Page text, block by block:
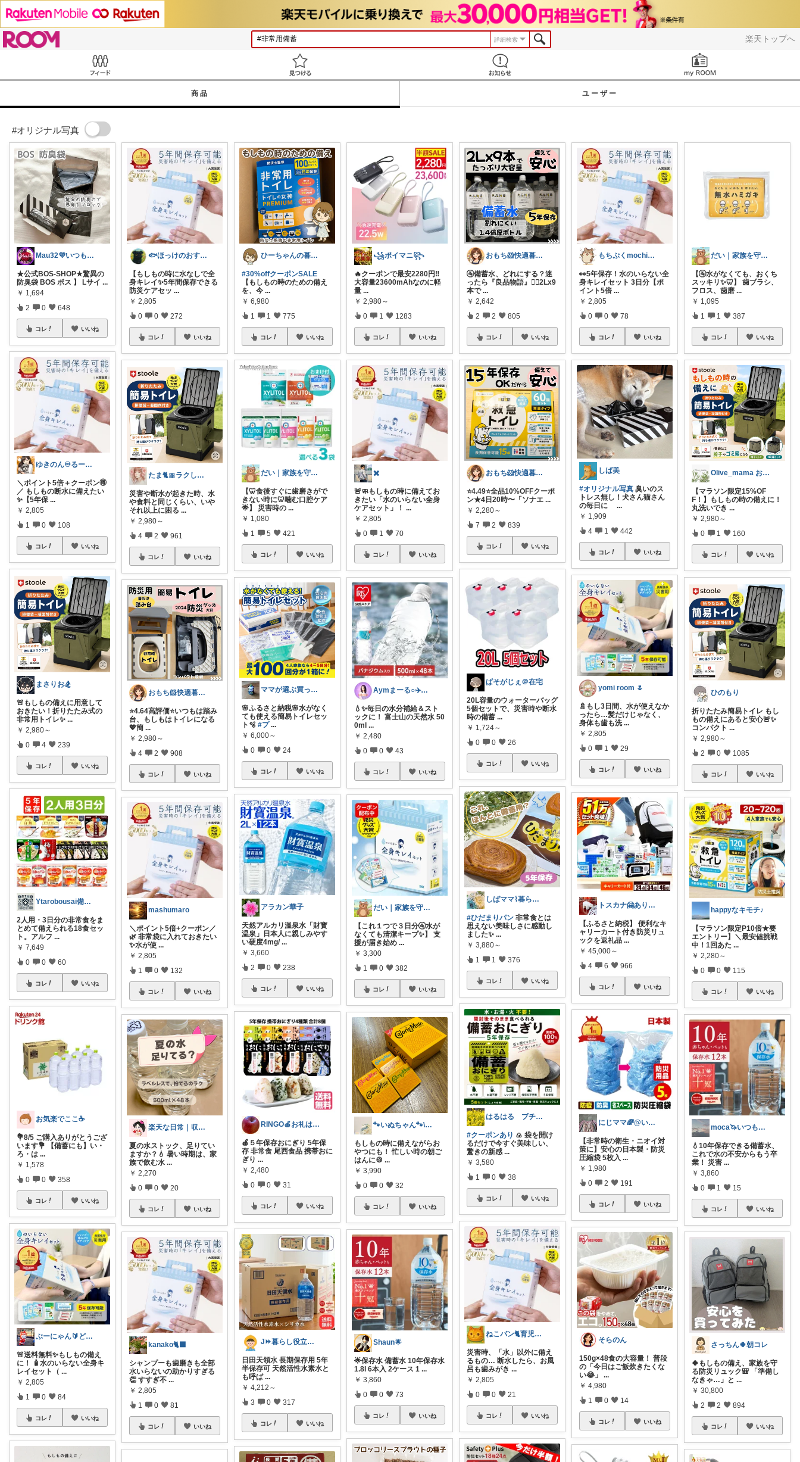
楽天トップへ
詳細検索
商品 ユーザー
#オリジナル写真
Mau32💜いつも有難うございます😊
★公式BOS-SHOP★驚異の
防臭袋 BOS ボス 】 Lサイ ...
￥ 1,694
2 0 648
コレ いいね
ゆきのん♾️るーむ🏠
＼ポイント5倍＋クーポン🉐
／ もしもの断水に備えたい
✨【5年保 ...
￥ 2,805
1 0 108
コレ いいね
まさりお🏂
🚨もしもの備えに用意して
おきたい！折りたたみ式の
非常用トイレ✨ ...
￥ 2,980～
0 4 239
コレ いいね
Ytarobousai備蓄食料、防災用品
2人用・3日分の非常食をま
とめて備えられる18食セッ
ト。アルフ ...
￥ 7,649
0 0 60
コレ いいね
お気楽でここ☕️
💐8/5 ご購入ありがとうござ
います💐 【備蓄にも】い・
ろ・は ...
￥ 1,578
0 0 358
コレ いいね
ぶーにゃん🔰どうしたら売れるかな😭
🚨送料無料✨もしもの備え
に！ 🧴水のいらない全身キ
レイセット（ ...
￥ 2,805
1 0 84
コレ いいね
🐟ほっけのおすすめ＠朝コレ派🐾
【もしもの時に水なしで全
身キレイ✨5年間保存できる
防災ケアセッ ...
￥ 2,805
0 0 272
コレ いいね
たま🐈🎀ラクして可愛い神コスパ品
災害や断水が起きた時、水
や食料と同じくらい、いや
それ以上に困る ...
￥ 2,980～
4 2 961
コレ いいね
おもち🐹快適暮らし🌸オリ写🪴
⭐️4.64高評価⭐️いつもは踏み
台、もしもはトイレになる
💖簡 ...
￥ 2,980～
4 2 908
コレ いいね
mashumaro
＼ポイント5倍+クーポン／
🌿 非常袋に入れておきたい
✨水が使 ...
￥ 2,805
1 0 132
コレ いいね
楽天な日常｜収納・掃除・時短ROOM
夏の水ストック、足りてい
ますか？💧 暑い時期は、家
族で飲む水 ...
￥ 2,270
0 0 20
コレ いいね
kanako🐈‍⬛
シャンプーも歯磨きも全部
水いらないの助かりすぎる
👏 すすぎ不 ...
￥ 2,805
1 0 81
コレ いいね
ひーちゃんの暮らしと服ROOM🌷
#30%offクーポンSALE
【もしもの時のための備え
を、今 ...
￥ 6,980
1 1 775
コレ いいね
だい｜家族を守る備えと暮らし
【🦷食後すぐに歯磨きがで
きない時に🦷噛む口腔ケア
🌟】 災害時の ...
￥ 1,080
1 5 421
コレ いいね
ママが選ぶ買ってよかった🌸育児🌸防災
🌸ふるさと納税🌸水がなく
ても使える簡易トイレセッ
ト🫧#プ ...
￥ 6,000～
0 0 24
コレ いいね
アラカン華子
天然アルカリ温泉水「財寳
温泉」日本人に親しみやす
い硬度4mg/ ...
￥ 3,660
2 0 238
コレ いいね
RINGO🍎お礼はプロフ🍎
🍎５年保存おにぎり 5年保
存 非常食 尾西食品 携帯おに
ぎり ...
￥ 2,480
0 0 31
コレ いいね
J⏩暮らし役立つアイテム&防災備蓄
日田天領水 長期保存用 5年
半保存可 天然活性水素水と
も呼ば ...
￥ 4,212～
3 0 317
コレ いいね
꧁ポイマニ꧂
🔥クーポンで最安2280円‼️
大容量23600mAhなのに軽
量 ...
￥ 2,980～
0 1 1283
コレ いいね
✖️
🚨🧼もしもの時に備えてお
きたい「水のいらない全身
ケアセット」！ ...
￥ 2,805
0 1 70
コレ いいね
Aymまーる○✈️ほぼ更新経由購入✈️
💧✨毎日の水分補給＆スト
ックに！ 富士山の天然水 50
0ml ...
￥ 2,480
0 0 43
コレ いいね
だい｜家族を守る備えと暮らし
【これ１つで３日分🚰水が
なくても清潔キープ✨】 支
援が届き始め ...
￥ 3,300
1 0 382
コレ いいね
🐾いぬちゃん🐾\hello/
もしもの時に備えながらお
やつにも！ 忙しい時の朝ご
はんに🍪...
￥ 3,990
0 0 32
コレ いいね
Shaun🌟
🌟保存水 備蓄水 10年保存水
1.8l 6本入 2ケース 1 ...
￥ 3,860
0 0 73
コレ いいね
おもち🐹快適暮らし🌸オリ写🪴
🚰備蓄水、どれにする？迷
ったら『良品物語』🙆‍♀️2Lx9
本で ...
￥ 2,642
2 2 805
コレ いいね
おもち🐹快適暮らし🌸オリ写🪴
⭐️4.49⭐️全品10%OFFクーポ
ン★4日20時〜「ソナエ ...
￥ 2,280～
7 2 839
コレ いいね
ぱそがじぇ＠在宅
20L容量のウォーターバッグ
5個セットで、災害時や断水
時の備蓄 ...
￥ 1,724～
0 0 26
コレ いいね
しばママ⌇暮らしと子育て
#ひだまりパン 非常食とは
思えない美味しさに感動し
ました✨...
￥ 3,880～
1 1 376
コレ いいね
はるはる プチプラで楽しく♡*.+゜
#クーポンあり 🍙 袋を開け
るだけで今すぐ美味しい、
驚きの新感 ...
￥ 3,580
1 0 38
コレ いいね
ねこパン🐈育児お助け
災害時、「水」以外に備え
るもの… 断水したら、お風
呂も歯みがき ...
￥ 2,805
0 0 21
コレ いいね
もちぷくmochipuku☘️8日感謝
👀5年保存！水のいらない全
身キレイセット 3日分【ポ
イント5倍 ...
￥ 2,805
0 0 78
コレ いいね
しば美
#オリジナル写真 臭いのス
トレス無し！犬さん猫さん
の毎日に
...
￥ 1,909
4 1 442
コレ いいね
yomi room 🌷
🚿もし3日間、水が使えなか
ったら…髪だけじゃなく、
身体も歯も洗 ...
￥ 2,805
0 1 29
コレ いいね
トスカナ🤗ありがとうございます💕
【ふるさと納税】 便利なキ
ャリーカート付き防災リュ
ックを返礼品 ...
￥ 45,000～
4 6 966
コレ いいね
にじママ🌈@いつもありがとうございます
【非常時の衛生・ニオイ対
策に】安心の日本製・防災
圧縮袋 5枚入 ...
￥ 1,980
0 2 191
コレ いいね
そらのん
150g×48食の大容量！ 普段
の「今日はご飯炊きたくな
い😂」
...
￥ 4,980
1 0 14
コレ いいね
だい｜家族を守る備えと暮らし
【🚰水がなくても、おくち
スッキリ✨🦷】 歯ブラシ、
フロス、歯磨 ...
￥ 1,095
1 1 387
コレ いいね
Olive_mama おしゃれと暮らし
​【マラソン限定15%OF
F！】もしもの時の備えに！
丸洗いでき ...
￥ 2,980～
0 1 160
コレ いいね
ひのもり
折りたたみ簡易トイレ もし
もの備えにあると安心🚨✨
コンパクト ...
￥ 2,980～
2 0 1085
コレ いいね
happyなキモチ♪
【マラソン限定P10倍★要
エントリー】＼最安値挑戦
中！1回あた ...
￥ 2,280～
0 0 115
コレ いいね
moca🦄いつもありがとう🌈
💧10年保存できる備蓄水、
これで水の不安からもう卒
業！ 災害 ...
￥ 3,860
0 1 15
コレ いいね
さっちん🍀朝コレ
🍀もしもの備え、家族を守
る防災リュック🎒 「準備し
なきゃ…」と ...
￥ 30,800
2 2 894
コレ いいね